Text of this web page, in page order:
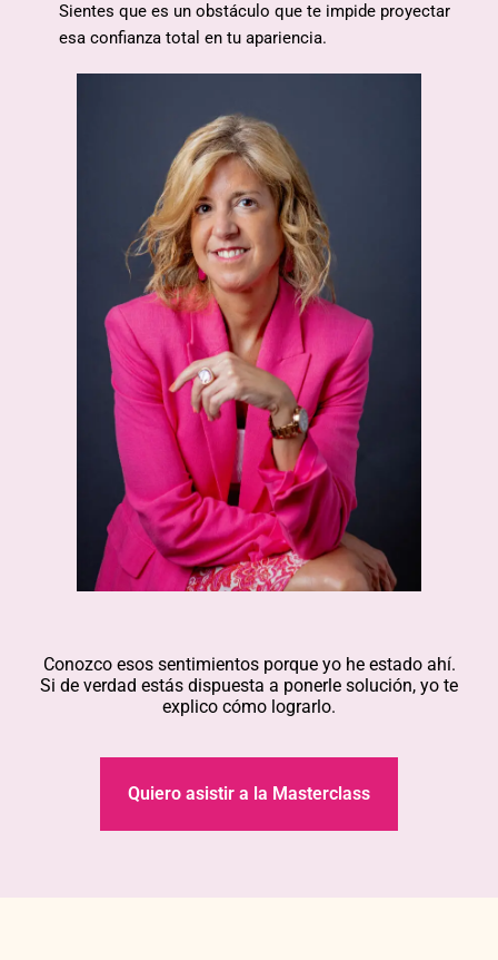
Sientes que es un obstáculo que te impide proyectar
esa confianza total en tu apariencia.
Conozco esos sentimientos porque yo he estado ahí.
Si de verdad estás dispuesta a ponerle solución, yo te
explico cómo lograrlo.
Quiero asistir a la Masterclass